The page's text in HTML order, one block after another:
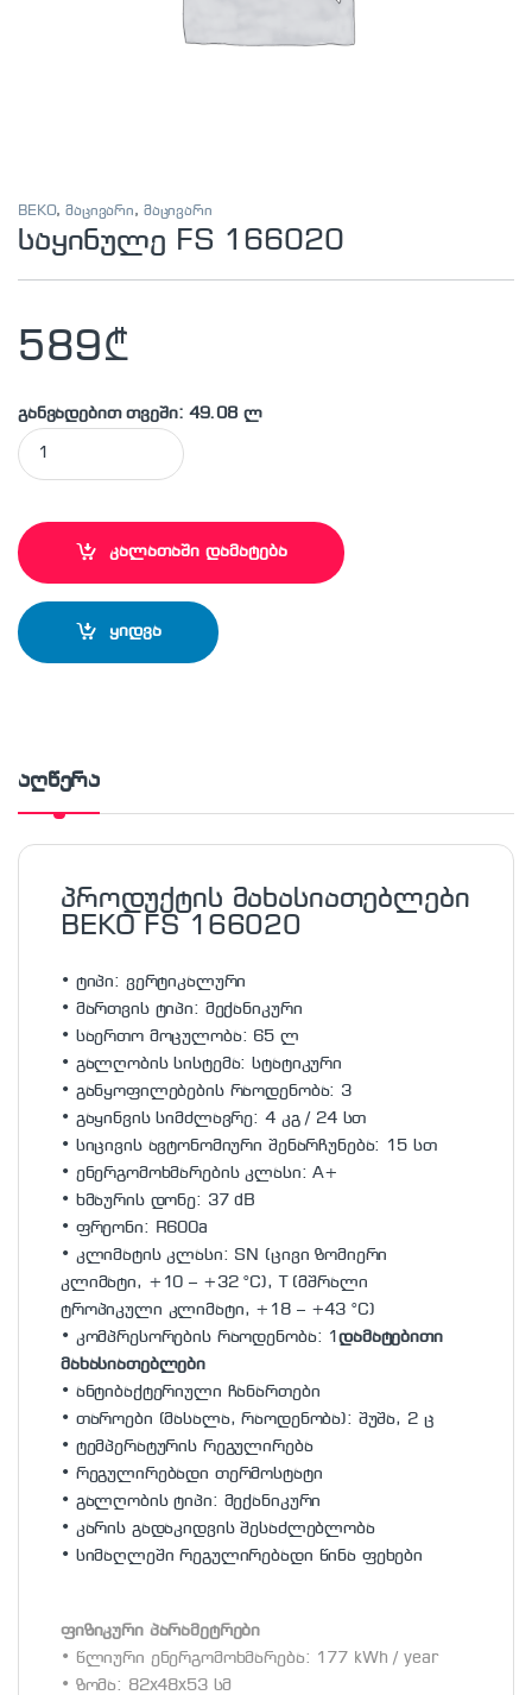
BEKO,მაცივარი, მაცივარი
საყინულე FS 166020
589₾
განვადებით თვეში: 49.08 ლ
საყინულე FS 166020 quantity
კალათაში დამატება
ყიდვა
აღწერა
პროდუქტის მახასიათებლები
BEKO FS 166020
• ტიპი: ვერტიკალური
• მართვის ტიპი: მექანიკური
• საერთო მოცულობა: 65 ლ
• გალღობის სისტემა: სტატიკური
• განყოფილებების რაოდენობა: 3
• გაყინვის სიმძლავრე: 4 კგ / 24 სთ
• სიცივის ავტონომიური შენარჩუნება: 15 სთ
• ენერგომოხმარების კლასი: A+
• ხმაურის დონე: 37 dB
• ფრეონი: R600a
• კლიმატის კლასი: SN (ცივი ზომიერი
კლიმატი, +10 – +32 °C), T (მშრალი
ტროპიკული კლიმატი, +18 – +43 °C)
• კომპრესორების რაოდენობა: 1დამატებითი
მახასიათებლები
• ანტიბაქტერიული ჩანართები
• თაროები (მასალა, რაოდენობა): შუშა, 2 ც
• ტემპერატურის რეგულირება
• რეგულირებადი თერმოსტატი
• გალღობის ტიპი: მექანიკური
• კარის გადაკიდვის შესაძლებლობა
• სიმაღლეში რეგულირებადი წინა ფეხები
ფიზიკური პარამეტრები
• წლიური ენერგომოხმარება: 177 kWh / year
• ზომა: 82x48x53 სმ